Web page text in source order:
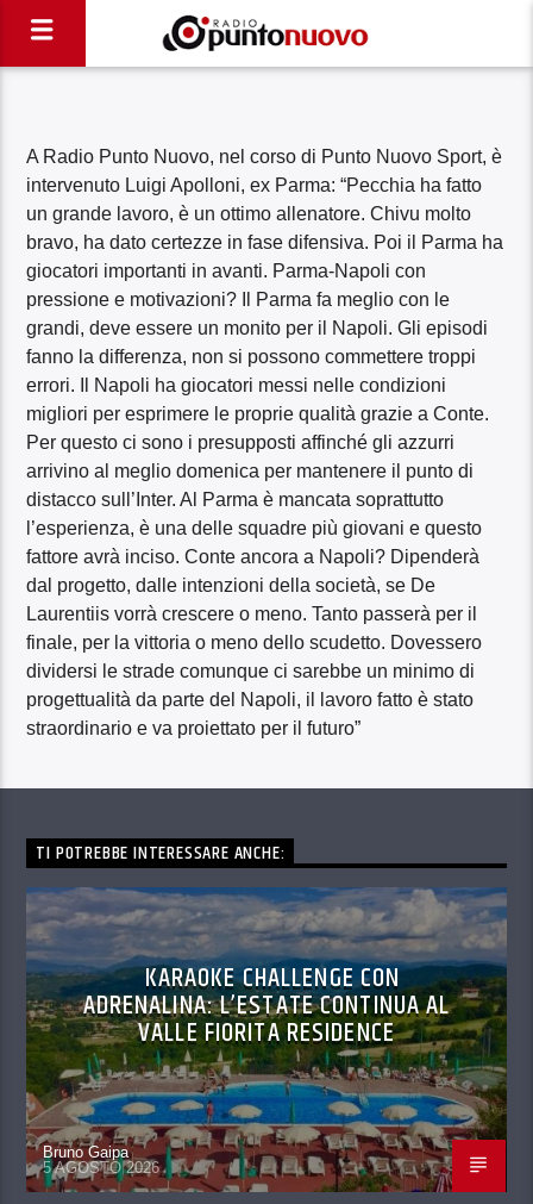
A Radio Punto Nuovo, nel corso di Punto Nuovo Sport, è
intervenuto Luigi Apolloni, ex Parma: “Pecchia ha fatto
un grande lavoro, è un ottimo allenatore. Chivu molto
bravo, ha dato certezze in fase difensiva. Poi il Parma ha
giocatori importanti in avanti. Parma-Napoli con
pressione e motivazioni? Il Parma fa meglio con le
grandi, deve essere un monito per il Napoli. Gli episodi
fanno la differenza, non si possono commettere troppi
errori. Il Napoli ha giocatori messi nelle condizioni
migliori per esprimere le proprie qualità grazie a Conte.
Per questo ci sono i presupposti affinché gli azzurri
arrivino al meglio domenica per mantenere il punto di
distacco sull’Inter. Al Parma è mancata soprattutto
l’esperienza, è una delle squadre più giovani e questo
fattore avrà inciso. Conte ancora a Napoli? Dipenderà
dal progetto, dalle intenzioni della società, se De
Laurentiis vorrà crescere o meno. Tanto passerà per il
finale, per la vittoria o meno dello scudetto. Dovessero
dividersi le strade comunque ci sarebbe un minimo di
progettualità da parte del Napoli, il lavoro fatto è stato
straordinario e va proiettato per il futuro”
TI POTREBBE INTERESSARE ANCHE:
KARAOKE CHALLENGE CON
ADRENALINA: L’ESTATE CONTINUA AL
VALLE FIORITA RESIDENCE
Bruno Gaipa
5 AGOSTO 2026